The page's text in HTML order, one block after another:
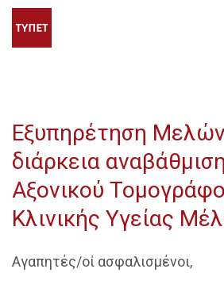
Εξυπηρέτηση
διάρκεια
Αξονικού
Κλινικής Υγείας
Αγαπητές/οί ασφαλισμένοι,